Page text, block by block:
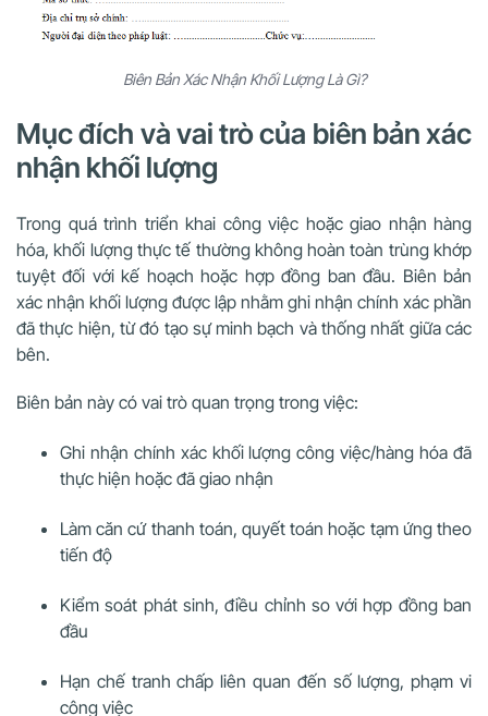
Biên Bản Xác Nhận Khối Lượng Là Gì?
Mục đích và vai trò của biên bản xác
nhận khối lượng
Trong quá trình triển khai công việc hoặc giao nhận hàng
hóa, khối lượng thực tế thường không hoàn toàn trùng khớp
tuyệt đối với kế hoạch hoặc hợp đồng ban đầu. Biên bản
xác nhận khối lượng được lập nhằm ghi nhận chính xác phần
đã thực hiện, từ đó tạo sự minh bạch và thống nhất giữa các
bên.
Biên bản này có vai trò quan trọng trong việc:
Ghi nhận chính xác khối lượng công việc/hàng hóa đã
thực hiện hoặc đã giao nhận
Làm căn cứ thanh toán, quyết toán hoặc tạm ứng theo
tiến độ
Kiểm soát phát sinh, điều chỉnh so với hợp đồng ban
đầu
Hạn chế tranh chấp liên quan đến số lượng, phạm vi
công việc